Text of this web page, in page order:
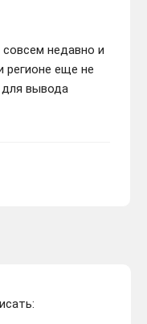
недавно и
регионе еще не
для вывода